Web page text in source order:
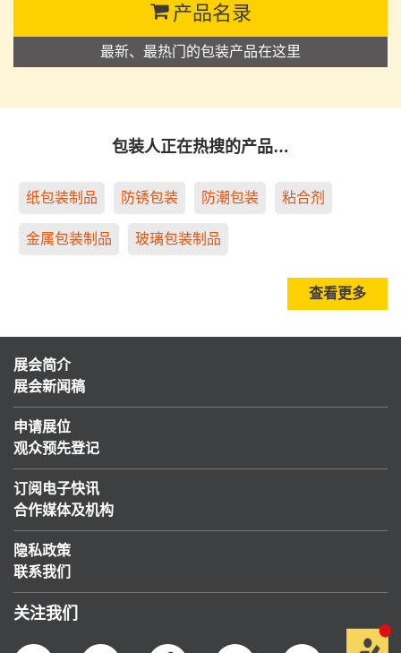
产品名录
最新、最热门的包装产品在这里
包装人正在热搜的产品…
纸包装制品 防锈包装 防潮包装 粘合剂
金属包装制品 玻璃包装制品
查看更多
展会简介
展会新闻稿
申请展位
观众预先登记
订阅电子快讯
合作媒体及机构
隐私政策
联系我们
关注我们